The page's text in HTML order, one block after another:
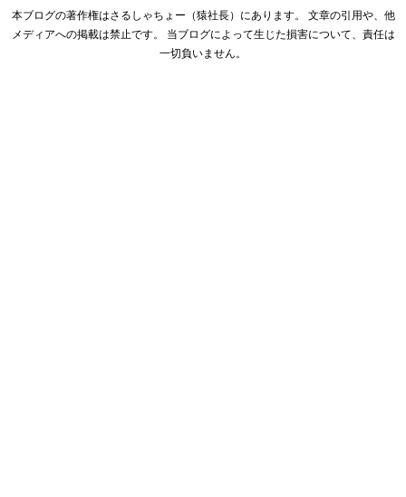
本ブログの著作権はさるしゃちょー（猿社長）にあります。 文章の引用や、他
メディアへの掲載は禁止です。 当ブログによって生じた損害について、責任は
一切負いません。